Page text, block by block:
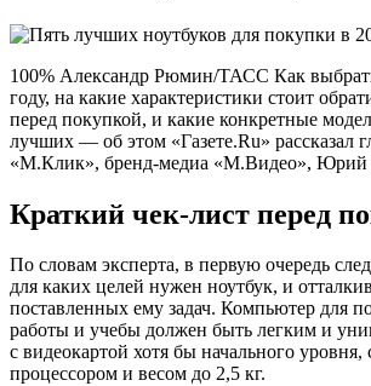
100% Александр Рюмин/ТАСС Как
году, на какие характеристики стоит
перед покупкой, и какие конкретные
лучших — об этом «Газете.Ru» рассказал
«М.Клик», бренд-медиа «М.Видео», Юрий
Краткий чек-лист перед
По словам эксперта, в первую очередь
для каких целей нужен ноутбук, и
поставленных ему задач. Компьютер для
работы и учебы должен быть легким и
с видеокартой хотя бы начального
процессором и весом до 2,5 кг.